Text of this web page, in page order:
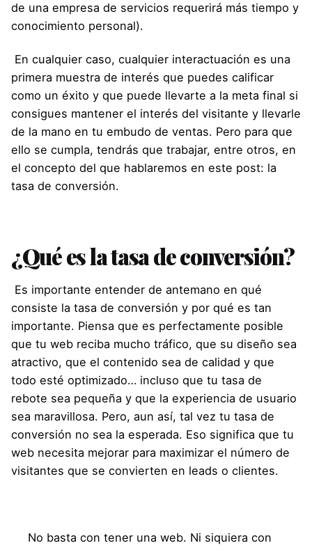
de una empresa de servicios requerirá más tiempo y
conocimiento personal).
En cualquier caso, cualquier interactuación es una
primera muestra de interés que puedes calificar
como un éxito y que puede llevarte a la meta final si
consigues mantener el interés del visitante y llevarle
de la mano en tu embudo de ventas. Pero para que
ello se cumpla, tendrás que trabajar, entre otros, en
el concepto del que hablaremos en este post: la
tasa de conversión.
¿Qué es la tasa de conversión?
Es importante entender de antemano en qué
consiste la tasa de conversión y por qué es tan
importante. Piensa que es perfectamente posible
que tu web reciba mucho tráfico, que su diseño sea
atractivo, que el contenido sea de calidad y que
todo esté optimizado… incluso que tu tasa de
rebote sea pequeña y que la experiencia de usuario
sea maravillosa. Pero, aun así, tal vez tu tasa de
conversión no sea la esperada. Eso significa que tu
web necesita mejorar para maximizar el número de
visitantes que se convierten en leads o clientes.
No basta con tener una web. Ni siquiera con